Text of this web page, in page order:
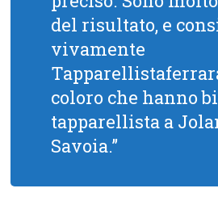
del risultato, e
vivamente
coloro che hanno
tapparellista a
Savoia.”